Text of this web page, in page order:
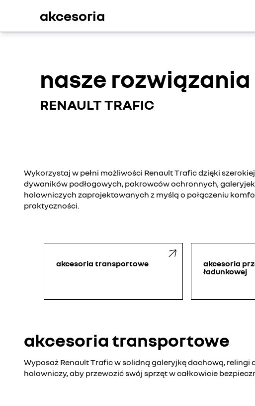
akcesoria
nasze
RENAULT TRAFIC
Wykorzystaj w pełni możliwości Renault Trafic dzięki
dywaników podłogowych, pokrowców ochronnych,
holowniczych zaprojektowanych z myślą o połączeniu
praktyczności.
akcesoria transportowe
akcesoria
ładunkowej
akcesoria transportowe
Wyposaż Renault Trafic w solidną galeryjkę dachową, relingi
holowniczy, aby przewozić swój sprzęt w całkowicie